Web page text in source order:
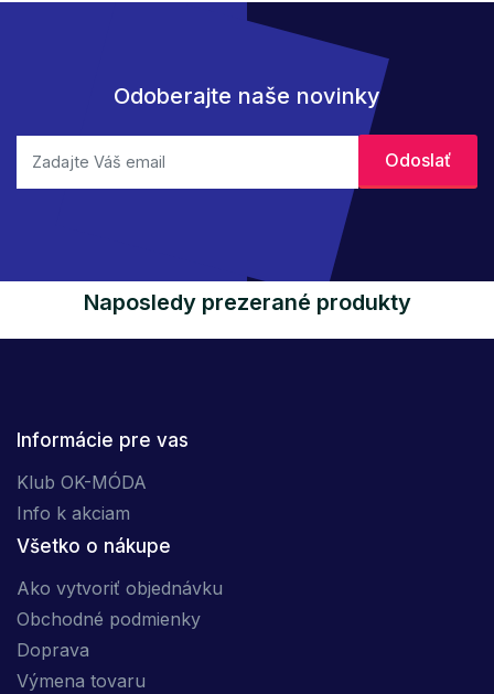
Odoberajte naše novinky
Naposledy prezerané produkty
Informácie pre vas
Klub OK-MÓDA
Info k akciam
Všetko o nákupe
Ako vytvoriť objednávku
Obchodné podmienky
Doprava
Výmena tovaru